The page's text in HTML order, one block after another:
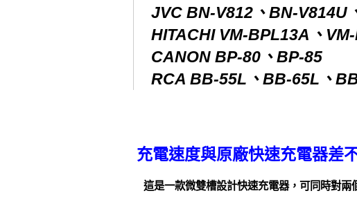
JVC BN-V812、BN-V814U
HITACHI VM-BPL13A、
CANON BP-80、BP-85
RCA BB-55L、BB-65L、
充電速度與原廠快速充電器差
這是一款微雙槽設計快速充電器，可同時對